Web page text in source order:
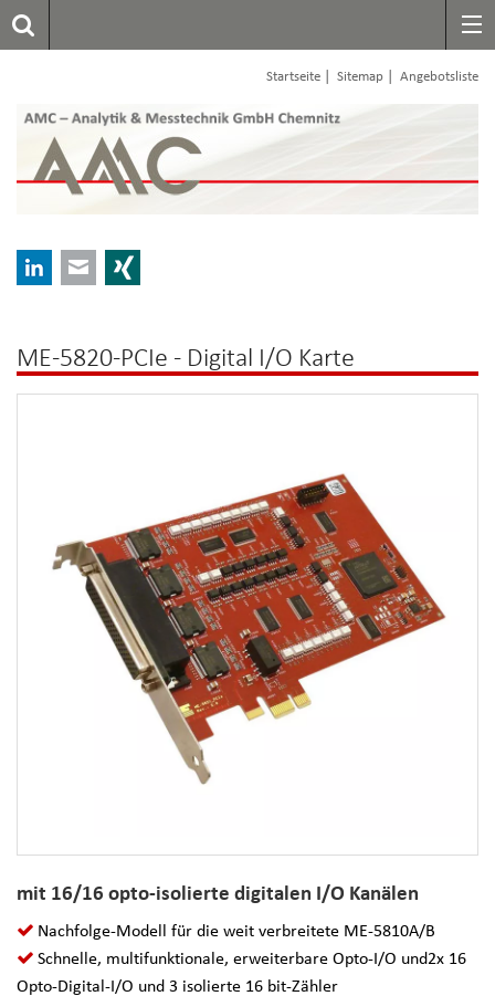
Startseite Sitemap Angebotsliste
LinkedInE-mail
ME-5820-PCIe - Digital I/O Karte
mit 16/16 opto-isolierte digitalen I/O Kanälen
Nachfolge-Modell für die weit verbreitete ME-5810A/B
Schnelle, multifunktionale, erweiterbare Opto-I/O und2x 16
Opto-Digital-I/O und 3 isolierte 16 bit-Zähler